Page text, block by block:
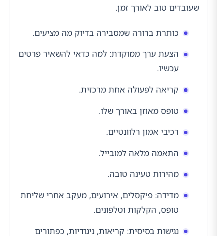
שעובדים טוב לאורך זמן.
כותרת ברורה שמסבירה בדיוק מה מציעים.
הצעת ערך ממוקדת: למה כדאי להשאיר פרטים
עכשיו.
קריאה לפעולה אחת מרכזית.
טופס מאוזן באורך שלו.
רכיבי אמון רלוונטיים.
התאמה מלאה למובייל.
מהירות טעינה טובה.
מדידה: פיקסלים, אירועים, מעקב אחרי שליחת
טופס, הקלקות וטלפונים.
נגישות בסיסית: קריאות, ניגודיות, כפתורים